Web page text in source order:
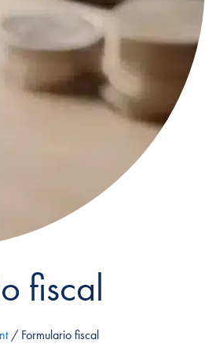
fiscal
/ Formulario fiscal